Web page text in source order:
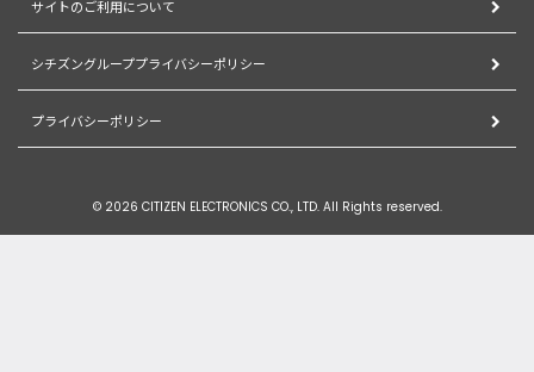
サイトのご利用について
シチズングループプライバシーポリシー
プライバシーポリシー
© 2026 CITIZEN ELECTRONICS CO., LTD. All Rights reserved.